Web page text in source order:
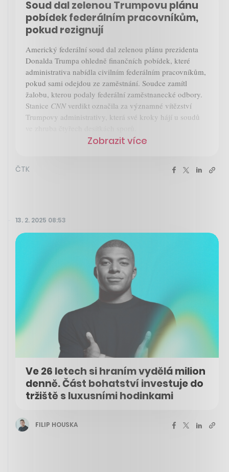
Soud dal zelenou Trumpovu plánu
pobídek federálním pracovníkům,
pokud rezignují
Americký federální soud dal zelenou plánu prezidenta
Donalda Trumpa ohledně finančních pobídek, které
administrativa nabídla civilním federálním pracovníkům,
pokud sami odejdou ze zaměstnání. Soudce zamítl
žalobu, kterou podaly federální zaměstnanecké odbory.
Stanice CNNverdikt označila za významné vítězství
Trumpovy administrativy, která své kroky hájí u soudů
Zobrazit více
ČTK
13. 2. 2025 08:53
Ve 26 letech si hraním vydělá milion
denně. Část bohatství investuje do
tržiště s luxusními hodinkami
FILIP HOUSKA